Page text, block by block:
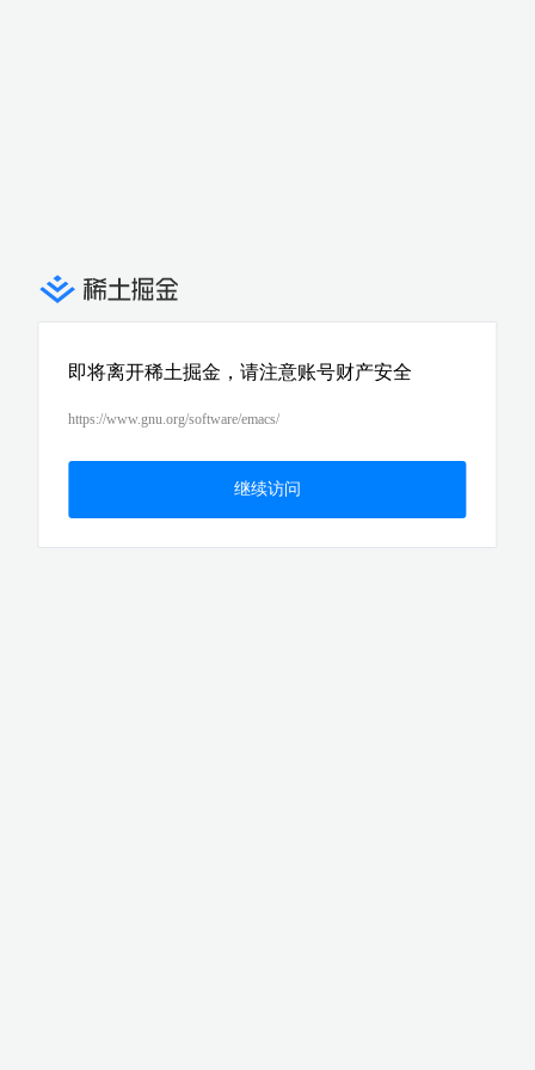
即将离开稀土掘金，请注意账号财产安全
https://www.gnu.org/software/emacs/
继续访问